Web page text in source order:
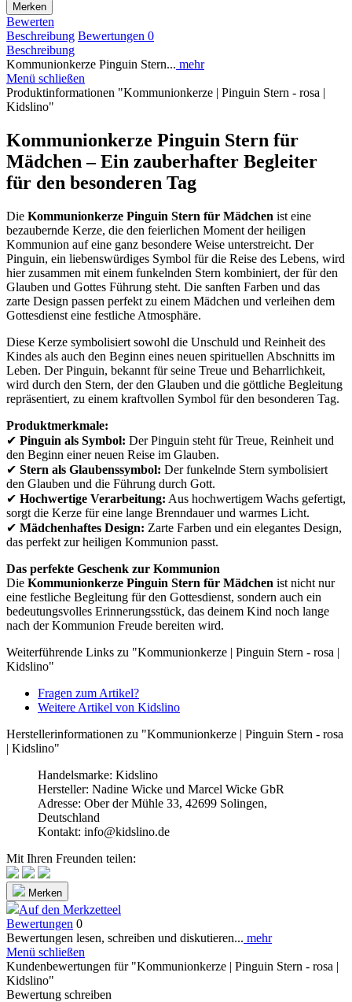
Merken
Bewerten
Beschreibung Bewertungen 0
Beschreibung
Kommunionkerze Pinguin Stern... mehr
Menü schließen
Produktinformationen "Kommunionkerze | Pinguin Stern - rosa |
Kidslino"
Kommunionkerze Pinguin Stern für
Mädchen – Ein zauberhafter Begleiter
für den besonderen Tag
Die Kommunionkerze Pinguin Stern für Mädchen ist eine
bezaubernde Kerze, die den feierlichen Moment der heiligen
Kommunion auf eine ganz besondere Weise unterstreicht. Der
Pinguin, ein liebenswürdiges Symbol für die Reise des Lebens, wird
hier zusammen mit einem funkelnden Stern kombiniert, der für den
Glauben und Gottes Führung steht. Die sanften Farben und das
zarte Design passen perfekt zu einem Mädchen und verleihen dem
Gottesdienst eine festliche Atmosphäre.
Diese Kerze symbolisiert sowohl die Unschuld und Reinheit des
Kindes als auch den Beginn eines neuen spirituellen Abschnitts im
Leben. Der Pinguin, bekannt für seine Treue und Beharrlichkeit,
wird durch den Stern, der den Glauben und die göttliche Begleitung
repräsentiert, zu einem kraftvollen Symbol für den besonderen Tag.
Produktmerkmale:
✔ Pinguin als Symbol: Der Pinguin steht für Treue, Reinheit und
den Beginn einer neuen Reise im Glauben.
✔ Stern als Glaubenssymbol: Der funkelnde Stern symbolisiert
den Glauben und die Führung durch Gott.
✔ Hochwertige Verarbeitung: Aus hochwertigem Wachs gefertigt,
sorgt die Kerze für eine lange Brenndauer und warmes Licht.
✔ Mädchenhaftes Design: Zarte Farben und ein elegantes Design,
das perfekt zur heiligen Kommunion passt.
Das perfekte Geschenk zur Kommunion
Die Kommunionkerze Pinguin Stern für Mädchen ist nicht nur
eine festliche Begleitung für den Gottesdienst, sondern auch ein
bedeutungsvolles Erinnerungsstück, das deinem Kind noch lange
nach der Kommunion Freude bereiten wird.
Weiterführende Links zu "Kommunionkerze | Pinguin Stern - rosa |
Kidslino"
Fragen zum Artikel?
Weitere Artikel von Kidslino
Herstellerinformationen zu "Kommunionkerze | Pinguin Stern - rosa
| Kidslino"
Handelsmarke: Kidslino
Hersteller: Nadine Wicke und Marcel Wicke GbR
Adresse: Ober der Mühle 33, 42699 Solingen,
Deutschland
Kontakt: info@kidslino.de
Mit Ihren Freunden teilen:
Merken
Auf den Merkzetteel
Bewertungen 0
Bewertungen lesen, schreiben und diskutieren... mehr
Menü schließen
Kundenbewertungen für "Kommunionkerze | Pinguin Stern - rosa |
Kidslino"
Bewertung schreiben